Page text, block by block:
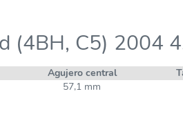
(4BH, C5) 2004
Agujero central
57,1 mm